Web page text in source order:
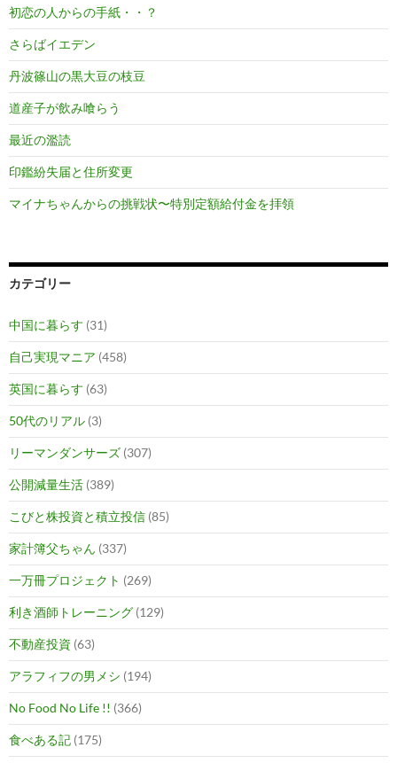
初恋の人からの手紙・・？
さらばイエデン
丹波篠山の黒大豆の枝豆
道産子が飲み喰らう
最近の濫読
印鑑紛失届と住所変更
マイナちゃんからの挑戦状〜特別定額給付金を拝領
カテゴリー
中国に暮らす (31)
自己実現マニア (458)
英国に暮らす (63)
50代のリアル (3)
リーマンダンサーズ (307)
公開減量生活 (389)
こびと株投資と積立投信 (85)
家計簿父ちゃん (337)
一万冊プロジェクト (269)
利き酒師トレーニング (129)
不動産投資 (63)
アラフィフの男メシ (194)
No Food No Life !! (366)
食べある記 (175)